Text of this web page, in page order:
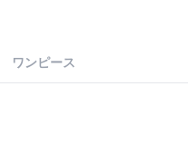
ワンピース